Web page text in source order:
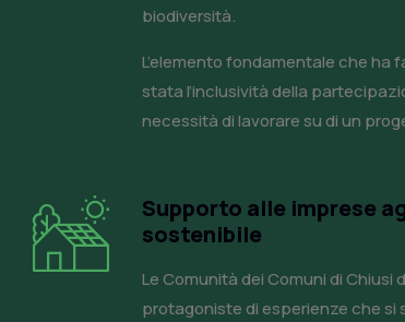
biodiversità.
L’elemento fondamentale che
stata l’inclusività della
necessità di lavorare su di un
Supporto alle imprese
sostenibile
Le Comunità dei Comuni di Chiusi
protagoniste di esperienze che si